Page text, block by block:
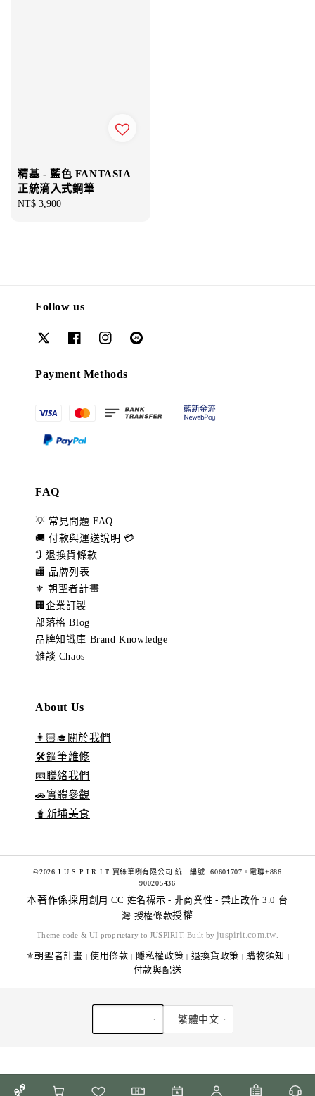
精基 - 藍色 FANTASIA
正統滴入式鋼筆
Regular
NT$ 3,900
Follow us
Payment Methods
FAQ
💡 常見問題 FAQ
🚚 付款與運送說明 💳
🔃 退換貨條款
🏬 品牌列表
⚜️ 朝聖者計畫
🏢企業訂製
部落格 Blog
品牌知識庫 Brand Knowledge
雜談 Chaos
About Us
👩🏻‍🎓關於我們
🛠️鋼筆維修
📧聯絡我們
🚗實體參觀
🧋新埔美食
©2026 J U S P I R I T 賈絲筆咧有限公司 統一編號: 60601707。電聯+886
900205436
本著作係採用 創用 CC 姓名標示 - 非商業性 - 禁止改作 3.0 台
灣 授權條款授權
Theme code & UI proprietary to JUSPIRIT. Built by juspirit.com.tw
⚜️朝聖者計畫 | 使用條款 | 隱私權政策 | 退換貨政策 | 購物須知 |
付款與配送